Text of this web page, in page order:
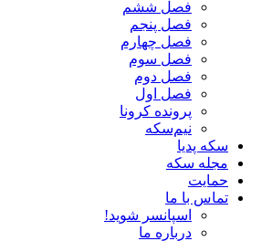
فصل ششم
فصل پنجم
فصل چهارم
فصل سوم
فصل دوم
فصل اول
پرونده کرونا
نیم‌سکه
سکه پدیا
مجله سکه
حمایت
تماس با ما
اسپانسر شوید!
درباره ما